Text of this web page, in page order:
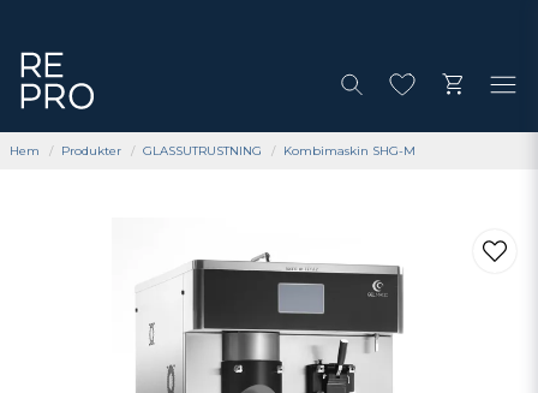
Hem Produkter GLASSUTRUSTNING Kombimaskin SHG-M